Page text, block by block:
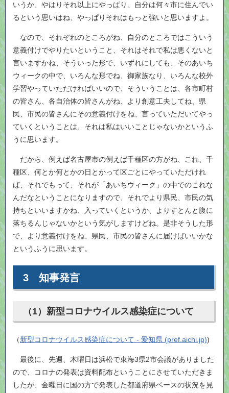
いうか、やはりそれ以上にやっぱり、自分は何々市に住んでい
るという思いはね、やっぱりそれはもっと強いと思いますよ。
なので、それぞれのところがね、自分のところではこういう
意義付けでやりたいということ、それはそれで私は悪くないと
言いますかね、そういった形で、いずれにしても、そのあいち
ウィークの中で、いろんな形でね、御家族なり、いろんな校外
学習やっていただければいいので、そういうことは、各市町村
の皆さん、各自治体の皆さんがね、より創意工夫してね、県
民、市民の皆さんにその意義付けをね、言っていただいてやっ
ていくということは、それは私はいいことじゃないかというふ
うに思います。
だから、例えば名古屋市の例えば千種区の方がね、これ、千
種区、何とか何とかの日とかって区ごとにやっていただけれ
ば、それでもって、それが「あいちウィーク」の中でのこれな
んだなということになりますので、それでより県民、市民の気
持ちといいますかね、入っていくというか、よりすとんと腹に
落ちるんじゃないかという気がしますけどね。是非そうした形
で、より意義付けをね、県民、市民の皆さんに届けばいいかな
というふうに思います。
3 知事発言
（1）新型コロナウイルス感染症について
（​新型コロナウイルス感染症について​ - 愛知県 (pref.aichi.jp))
最後に、先週、木曜日は浜松で東海3県2市会議がありました
ので、コロナの発表は資料配布ということにさせていただきま
したが、金曜日に国の方で発表した都道府県ベースの状況を見